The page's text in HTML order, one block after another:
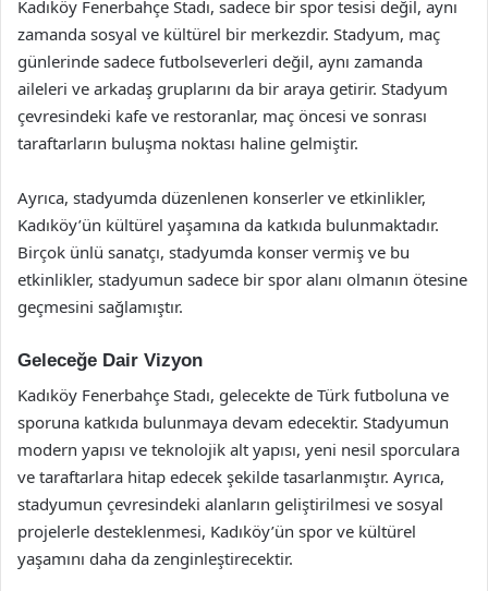
Kadıköy Fenerbahçe Stadı, sadece bir spor tesisi değil, aynı
zamanda sosyal ve kültürel bir merkezdir. Stadyum, maç
günlerinde sadece futbolseverleri değil, aynı zamanda
aileleri ve arkadaş gruplarını da bir araya getirir. Stadyum
çevresindeki kafe ve restoranlar, maç öncesi ve sonrası
taraftarların buluşma noktası haline gelmiştir.
Ayrıca, stadyumda düzenlenen konserler ve etkinlikler,
Kadıköy’ün kültürel yaşamına da katkıda bulunmaktadır.
Birçok ünlü sanatçı, stadyumda konser vermiş ve bu
etkinlikler, stadyumun sadece bir spor alanı olmanın ötesine
geçmesini sağlamıştır.
Geleceğe Dair Vizyon
Kadıköy Fenerbahçe Stadı, gelecekte de Türk futboluna ve
sporuna katkıda bulunmaya devam edecektir. Stadyumun
modern yapısı ve teknolojik alt yapısı, yeni nesil sporculara
ve taraftarlara hitap edecek şekilde tasarlanmıştır. Ayrıca,
stadyumun çevresindeki alanların geliştirilmesi ve sosyal
projelerle desteklenmesi, Kadıköy’ün spor ve kültürel
yaşamını daha da zenginleştirecektir.